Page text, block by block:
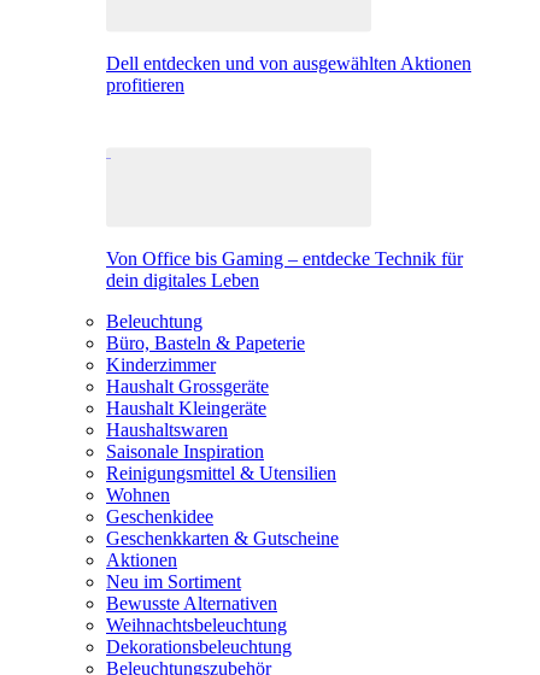
Dell entdecken und von ausgewählten Aktionen
profitieren
Von Office bis Gaming – entdecke Technik für
dein digitales Leben
Beleuchtung
Büro, Basteln & Papeterie
Kinderzimmer
Haushalt Grossgeräte
Haushalt Kleingeräte
Haushaltswaren
Saisonale Inspiration
Reinigungsmittel & Utensilien
Wohnen
Geschenkidee
Geschenkkarten & Gutscheine
Aktionen
Neu im Sortiment
Bewusste Alternativen
Weihnachtsbeleuchtung
Dekorationsbeleuchtung
Beleuchtungszubehör